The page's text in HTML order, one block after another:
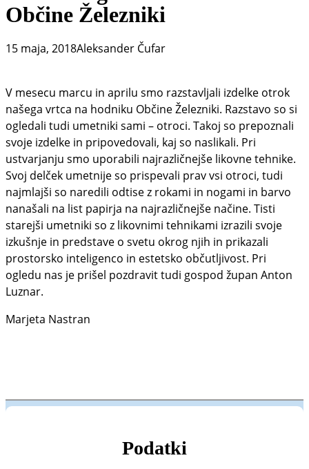
Občine Železniki
15 maja, 2018Aleksander Čufar
V mesecu marcu in aprilu smo razstavljali izdelke otrok
našega vrtca na hodniku Občine Železniki. Razstavo so si
ogledali tudi umetniki sami – otroci. Takoj so prepoznali
svoje izdelke in pripovedovali, kaj so naslikali. Pri
ustvarjanju smo uporabili najrazličnejše likovne tehnike.
Svoj delček umetnije so prispevali prav vsi otroci, tudi
najmlajši so naredili odtise z rokami in nogami in barvo
nanašali na list papirja na najrazličnejše načine. Tisti
starejši umetniki so z likovnimi tehnikami izrazili svoje
izkušnje in predstave o svetu okrog njih in prikazali
prostorsko inteligenco in estetsko občutljivost. Pri
ogledu nas je prišel pozdravit tudi gospod župan Anton
Luznar.
Marjeta Nastran
Podatki